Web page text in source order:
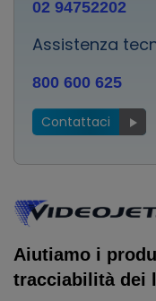
02 94752202
Assistenza
800 600 625
Contattaci
Aiutiamo i
tracciabilità dei